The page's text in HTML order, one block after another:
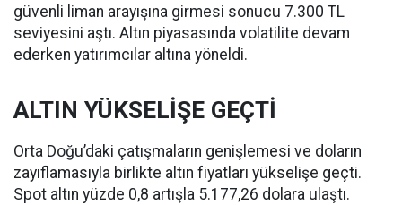
güvenli liman arayışına girmesi sonucu 7.300 TL
seviyesini aştı. Altın piyasasında volatilite devam
ederken yatırımcılar altına yöneldi.
ALTIN YÜKSELİŞE GEÇTİ
Orta Doğu’daki çatışmaların genişlemesi ve doların
zayıflamasıyla birlikte altın fiyatları yükselişe geçti.
Spot altın yüzde 0,8 artışla 5.177,26 dolara ulaştı.